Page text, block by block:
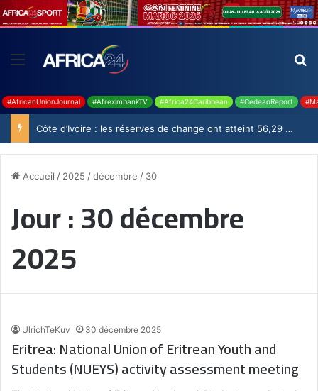
#AfricanUnionJournal #AfreximbankTV #Africa24Caribbean #CedeaoReport
Côte d’Ivoire : les réserves de change ont atteint 56,29 milliards USD en juillet
Accueil / 2025 /décembre / 30
Jour :30 décembre
2025
UlrichTeKuv 30 décembre 2025
Eritrea: National Union of Eritrean Youth and
Students (NUEYS) activity assessment meeting